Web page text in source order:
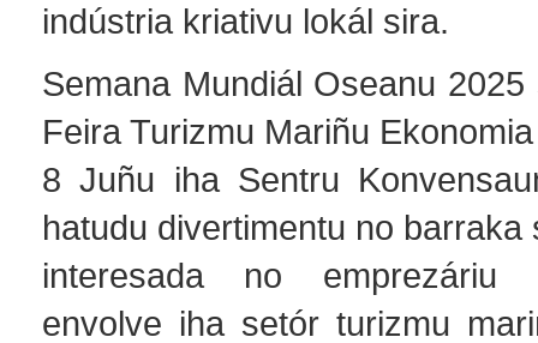
indústria kriativu lokál sira.
Semana Mundiál Oseanu
Feira Turizmu Mariñu
8 Juñu iha Sentru
hatudu divertimentu no barraka
interesada no emprezáriu
envolve iha setór turizmu